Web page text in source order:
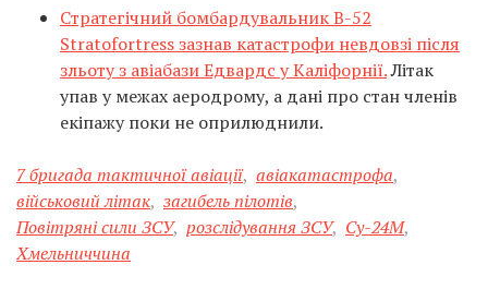
Стратегічний бомбардувальник B-52
Stratofortress зазнав катастрофи невдовзі після
зльоту з авіабази Едвардс у Каліфорнії.Літак
упав у межах аеродрому, а дані про стан членів
екіпажу поки не оприлюднили.
7 бригада тактичної авіації, авіакатастрофа,
військовий літак, загибель пілотів,
Повітряні сили ЗСУ, розслідування ЗСУ, Су-24М,
Хмельниччина